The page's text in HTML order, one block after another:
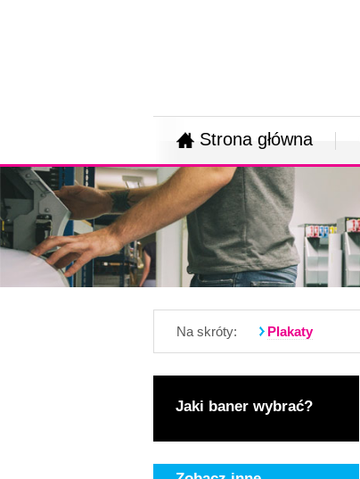
Strona główna
Na skróty: Plakaty
Jaki baner wybrać?